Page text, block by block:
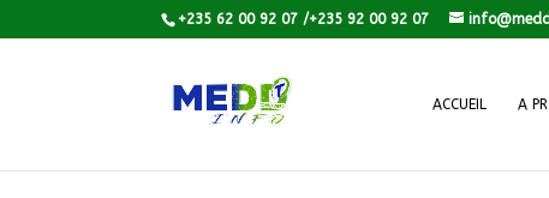
+235 62 00 92 07 /+235 92 00 92 07
ACCUEIL A